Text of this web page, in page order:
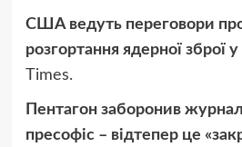
США ведуть переговори
розгортання ядерної зброї у
Times.
Пентагон заборонив
пресофіс – відтепер це